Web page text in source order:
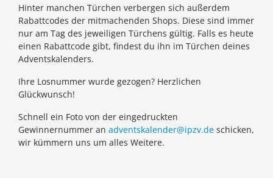
Hinter manchen Türchen verbergen sich außerdem
Rabattcodes der mitmachenden Shops. Diese sind immer
nur am Tag des jeweiligen Türchens gültig. Falls es heute
einen Rabattcode gibt, findest du ihn im Türchen deines
Adventskalenders.
Ihre Losnummer wurde gezogen? Herzlichen
Glückwunsch!
Schnell ein Foto von der eingedruckten
Gewinnernummer an adventskalender@ipzv.de schicken,
wir kümmern uns um alles Weitere.